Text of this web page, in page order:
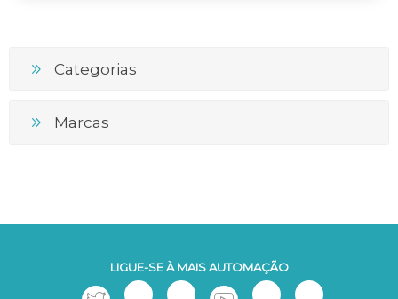
Categorias
Marcas
LIGUE-SE À MAIS AUTOMAÇÃO